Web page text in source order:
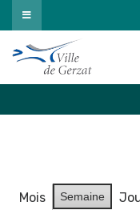
Passer
au
contenu
Mois Semaine